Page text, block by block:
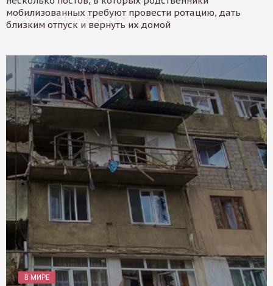
мобилизованных требуют провести ротацию, дать
близким отпуск и вернуть их домой
В МИРЕ